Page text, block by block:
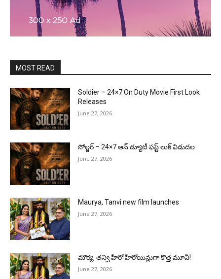
MOST READ
Soldier – 24×7 On Duty Movie First Look
Releases
June 27, 2026
సోల్జర్ – 24×7 ఆన్ డ్యూటీ ఫస్ట్ లుక్ విడుదల
June 27, 2026
Maurya, Tanvi new film launches
June 27, 2026
మౌర్య‌, త‌న్వి హీరో హీరోయిన్లుగా కొత్త మూవీ!
June 27, 2026